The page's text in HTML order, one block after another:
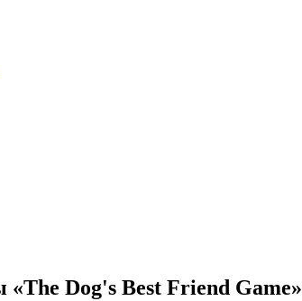
Dog's Best Friend Game»